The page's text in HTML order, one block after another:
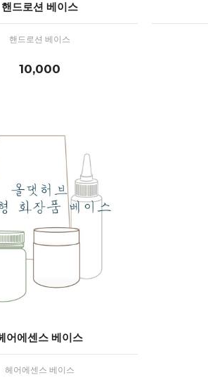
핸드로션 베이스
핸드로션 베이스
10,000
어에센스 베이스
헤어에센스 베이스